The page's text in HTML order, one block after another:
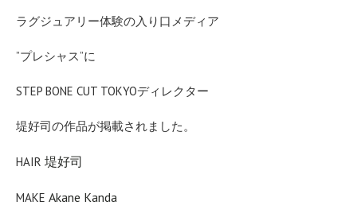
ラグジュアリー体験の入り口メディア
”プレシャス”に
STEP BONE CUT TOKYOディレクター
堤好司の作品が掲載されました。
HAIR 堤好司
MAKE Akane Kanda